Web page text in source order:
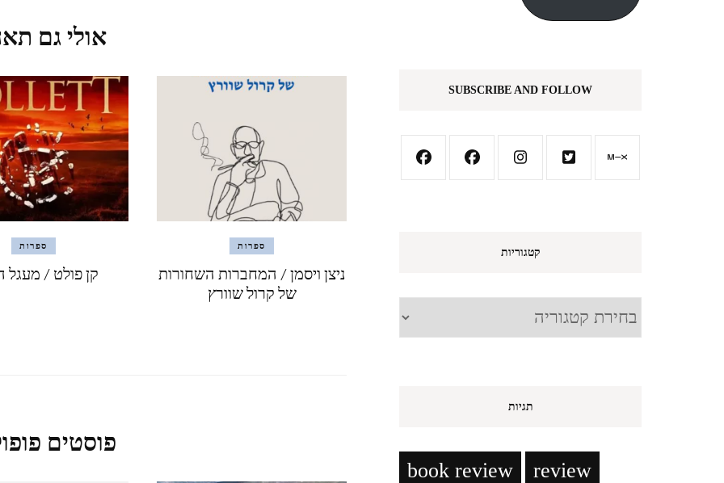
אולי גם
ספרות
ניצן ויסמן / המחברות השחורות
של קרול שוורץ
ספרות
קן פולט / מעגל
פוסטים
SUBSCRIBE AND FOLLOW
קטגוריות
קטגוריות
תגיות
book review review